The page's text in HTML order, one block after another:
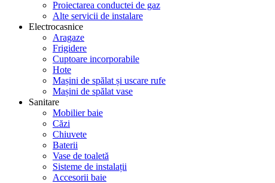
Proiectarea conductei de gaz
Alte servicii de instalare
Electrocasnice
Aragaze
Frigidere
Cuptoare incorporabile
Hote
Mașini de spălat și uscare rufe
Mașini de spălat vase
Sanitare
Mobilier baie
Căzi
Chiuvete
Baterii
Vase de toaletă
Sisteme de instalații
Accesorii baie